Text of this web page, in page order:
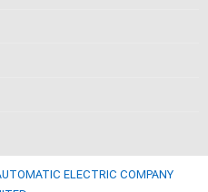
ELECTRIC COMPANY